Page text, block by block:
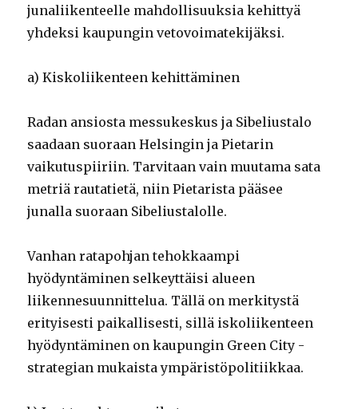
junaliikenteelle mahdollisuuksia kehittyä
yhdeksi kaupungin vetovoimatekijäksi.
a) Kiskoliikenteen kehittäminen
Radan ansiosta messukeskus ja Sibeliustalo
saadaan suoraan Helsingin ja Pietarin
vaikutuspiiriin. Tarvitaan vain muutama sata
metriä rautatietä, niin Pietarista pääsee
junalla suoraan Sibeliustalolle.
Vanhan ratapohjan tehokkaampi
hyödyntäminen selkeyttäisi alueen
liikennesuunnittelua. Tällä on merkitystä
erityisesti paikallisesti, sillä iskoliikenteen
hyödyntäminen on kaupungin Green City -
strategian mukaista ympäristöpolitiikkaa.